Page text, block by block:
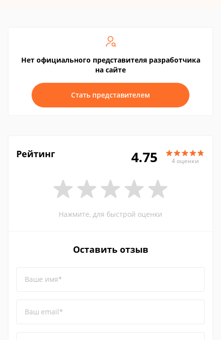
Нет официального представителя разработчика
на сайте
Стать представителем
Рейтинг 4.75 4 оценки
Нажмите, для быстрой оценки
Оставить отзыв
Ваше имя*
Ваш email*